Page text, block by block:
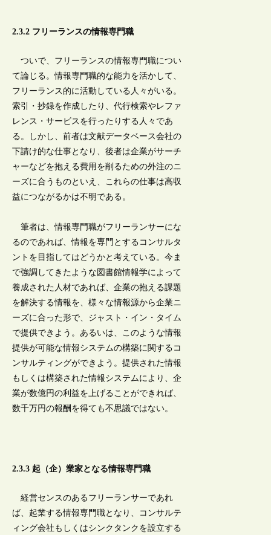
2.3.2 フリーランスの情報専門職
ついで、フリーランスの情報専門職につい
て論じる。情報専門職的な能力を活かして、
フリーランス的に活動している人々がいる。
索引・抄録を作成したり、代行検索やレファ
レンス・サービスを行ったりする人々であ
る。しかし、前者は文献データベース会社の
下請け的な仕事となり、後者は企業がサーチ
ャーなどを抱える費用を削るための外注のニ
ーズに合うものといえ、これらの仕事は高収
益につながるかは不明である。
筆者は、情報専門職がフリーランサーにな
るのであれば、情報を専門とするコンサルタ
ントを目指してはどうかと考えている。今ま
で強調してきたような図書館情報学によって
養成された人材であれば、企業の抱える課題
を解決する情報を、様々な情報源から企業ニ
ーズに合った形で、ジャスト・イン・タイム
で提供できよう。あるいは、このような情報
提供が可能な情報システムの構築に関するコ
ンサルティングができよう。提供された情報
もしくは構築された情報システムにより、企
業が数億円の利益を上げることができれば、
数千万円の報酬を得ても不思議ではない。
2.3.3 起（企）業家となる情報専門職
経営センスのあるフリーランサーであれ
ば、起業する情報専門職となり、コンサルテ
ィング会社もしくはシンクタンクを設立する